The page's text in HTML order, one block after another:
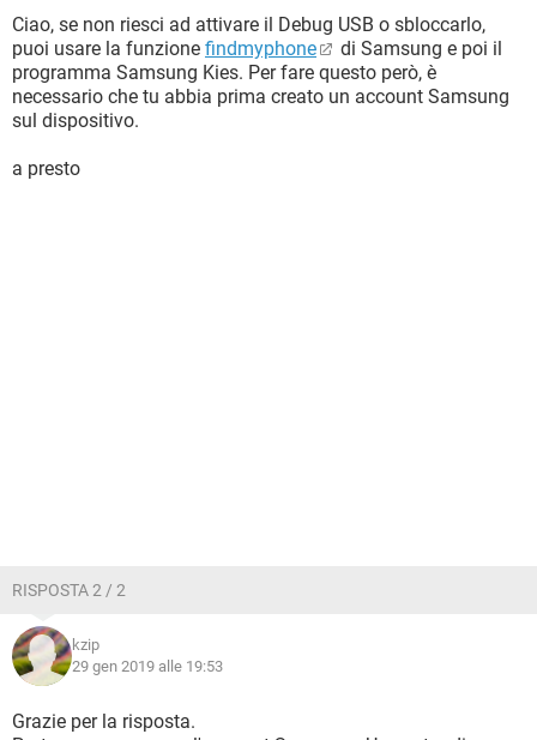
Ciao, se non riesci ad attivare il Debug USB o sbloccarlo,
puoi usare la funzione findmyphone
di Samsung e poi il
programma Samsung Kies. Per fare questo però, è
necessario che tu abbia prima creato un account Samsung
sul dispositivo.
a presto
RISPOSTA 2 / 2
kzip
29 gen 2019 alle 19:53
Grazie per la risposta.